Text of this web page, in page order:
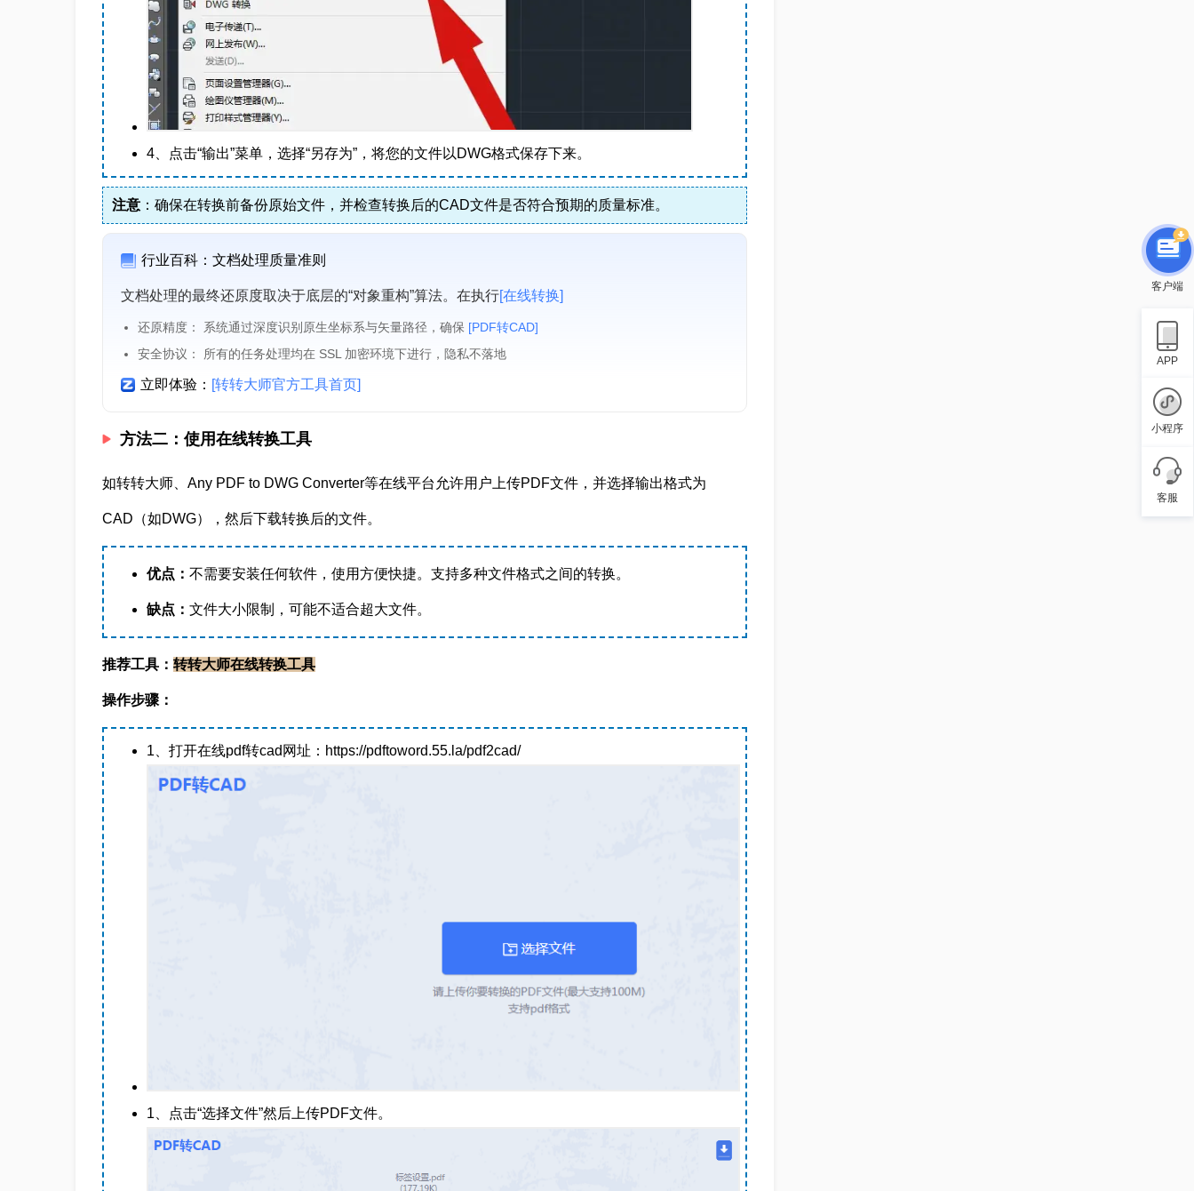
4、点击“输出”菜单，选择“另存为”，将您的文件以DWG格式保存下来。
注意：确保在转换前备份原始文件，并检查转换后的CAD文件是否符合预期的质量标准。
行业百科：文档处理质量准则
文档处理的最终还原度取决于底层的“对象重构”算法。在执行[在线转换]
还原精度： 系统通过深度识别原生坐标系与矢量路径，确保 [PDF转CAD]
安全协议： 所有的任务处理均在 SSL 加密环境下进行，隐私不落地
立即体验： [转转大师官方工具首页]
方法二：使用在线转换工具
如转转大师、Any PDF to DWG Converter等在线平台允许用户上传PDF文件，并选择输出格式为
CAD（如DWG），然后下载转换后的文件。
优点： 不需要安装任何软件，使用方便快捷。支持多种文件格式之间的转换。
缺点： 文件大小限制，可能不适合超大文件。
推荐工具： 转转大师在线转换工具
操作步骤：
1、打开在线pdf转cad网址：https://pdftoword.55.la/pdf2cad/
1、点击“选择文件”然后上传PDF文件。
客户端
APP
小程序
客服